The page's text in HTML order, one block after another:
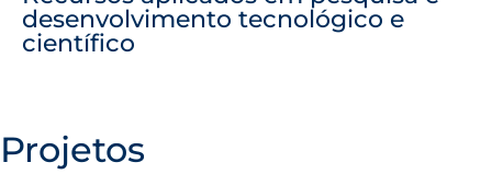
desenvolvimento tecnológico e
científico
Projetos